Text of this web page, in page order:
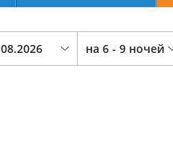
на 6 - 9 ночей